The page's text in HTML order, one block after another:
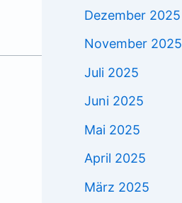
Dezember 2025
November 2025
Juli 2025
Juni 2025
Mai 2025
April 2025
März 2025